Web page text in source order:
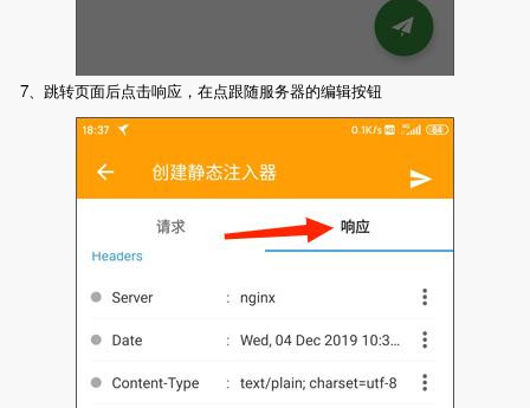
7、跳转页面后点击响应，在点跟随服务器的编辑按钮